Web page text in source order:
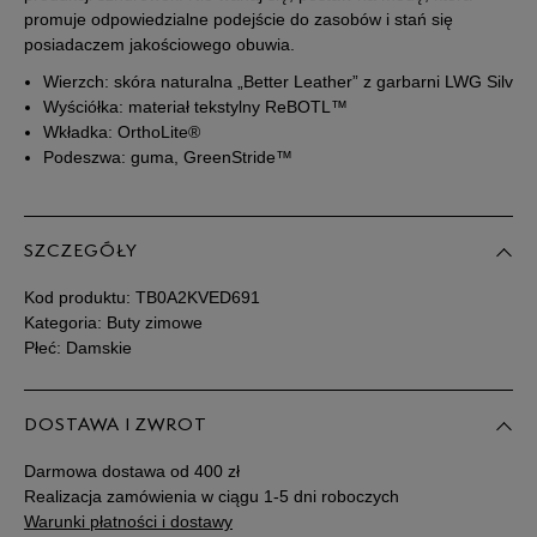
40 26 cm
Podane w centymetrach wymiary dotyczą długości stopy.
Zobacz jak zmierzyć stopę?
promuje odpowiedzialne podejście do zasobów i stań się
posiadaczem jakościowego obuwia.
Wierzch: skóra naturalna „Better Leather” z garbarni LWG Silver
Wyściółka: materiał tekstylny ReBOTL™
Wkładka: OrthoLite®
Podeszwa: guma, GreenStride™
SZCZEGÓŁY
Kod produktu: TB0A2KVED691
Kategoria: Buty zimowe
Płeć: Damskie
DOSTAWA I ZWROT
Darmowa dostawa od 400 zł
Realizacja zamówienia w ciągu 1-5 dni roboczych
Warunki płatności i dostawy